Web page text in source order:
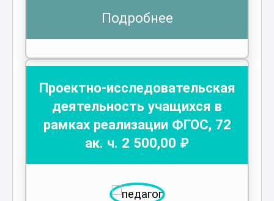
Подробнее
Проектно-исследовательская
деятельность учащихся в
рамках реализации ФГОС, 72
ак. ч. 2 500,00 ₽